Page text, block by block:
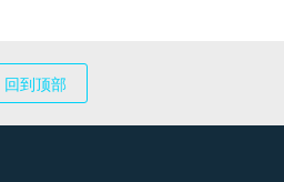
回到顶部